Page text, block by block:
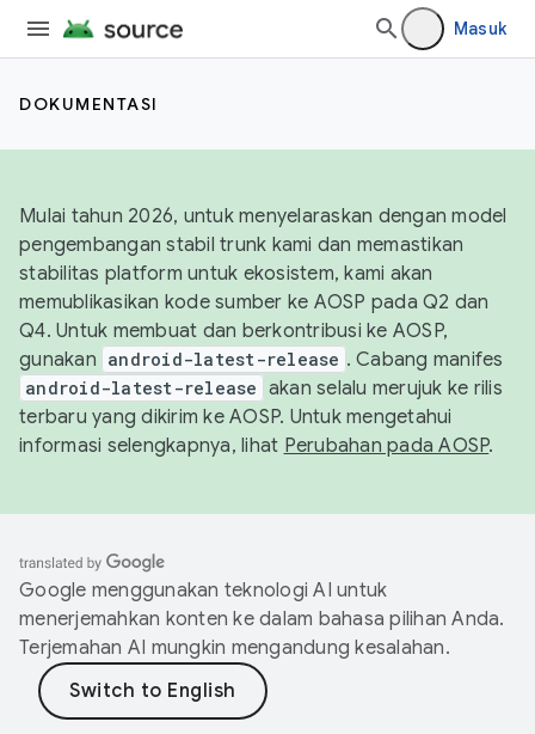
Masuk
DOKUMENTASI
Mulai tahun 2026, untuk menyelaraskan dengan model
pengembangan stabil trunk kami dan memastikan
stabilitas platform untuk ekosistem, kami akan
memublikasikan kode sumber ke AOSP pada Q2 dan
Q4. Untuk membuat dan berkontribusi ke AOSP,
gunakan android-latest-release . Cabang manifes
android-latest-release akan selalu merujuk ke rilis
terbaru yang dikirim ke AOSP. Untuk mengetahui
informasi selengkapnya, lihat Perubahan pada AOSP.
Google menggunakan teknologi AI untuk
menerjemahkan konten ke dalam bahasa pilihan Anda.
Terjemahan AI mungkin mengandung kesalahan.